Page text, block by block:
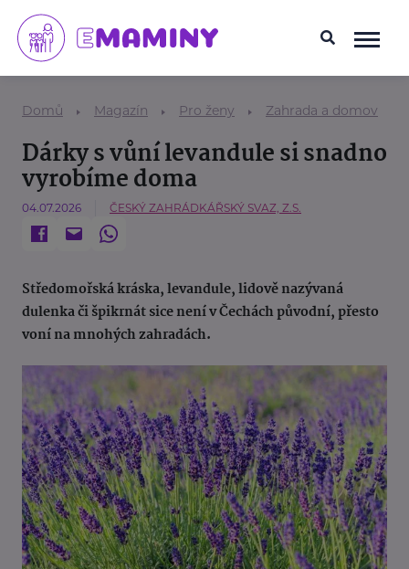
Domů Magazín Pro ženy Zahrada a domov
Dárky s vůní levandule si snadno
vyrobíme doma
04.07.2026 ČESKÝ ZAHRÁDKÁŘSKÝ SVAZ, Z.S.
Středomořská kráska, levandule, lidově nazývaná
dulenka či špikrnát sice není v Čechách původní, přesto
voní na mnohých zahradách.